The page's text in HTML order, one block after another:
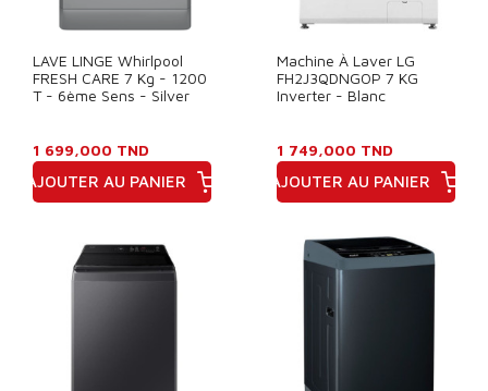
LAVE LINGE Whirlpool
FRESH CARE 7 Kg - 1200
T - 6ème Sens - Silver
1 699,000 TND
AJOUTER AU PANIER
Machine À Laver LG
FH2J3QDNGOP 7 KG
Inverter - Blanc
1 749,000 TND
AJOUTER AU PANIER